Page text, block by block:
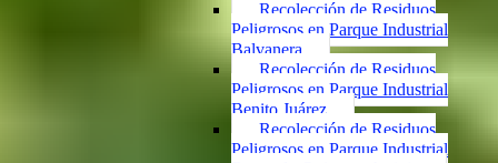
Recolección de Residuos
Peligrosos en Parque Industrial
Balvanera
Recolección de Residuos
Peligrosos en Parque Industrial
Benito Juárez
Recolección de Residuos
Peligrosos en Parque Industrial